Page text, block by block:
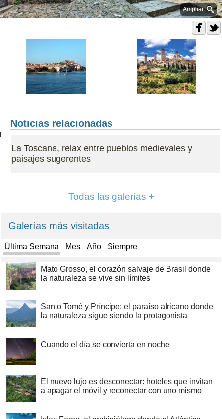
Ampliar
Noticias relacionadas
La Toscana, relax entre pueblos medievales y
paisajes sugerentes
Todas las galerías +
Galerías más visitadas
Última Semana Mes Año Siempre
Mato Grosso, el corazón salvaje de Brasil donde
la naturaleza se vive sin límites
Santo Tomé y Príncipe: el paraíso africano donde
la naturaleza sigue siendo la protagonista
Cuando el día se convierta en noche
El nuevo lujo es desconectar: hoteles que invitan
a apagar el móvil y reconectar con uno mismo